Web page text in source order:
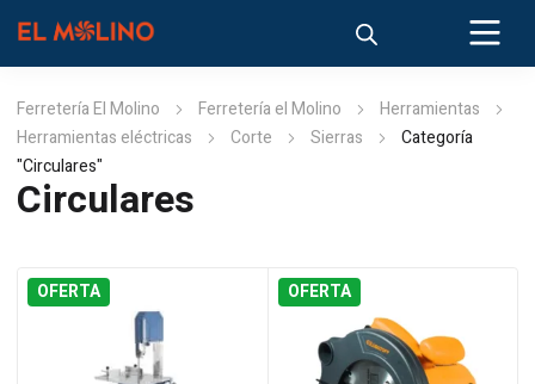
Ferretería El Molino Ferretería el Molino
Herramientas
Herramientas eléctricas
Corte Sierras
Categoría
"Circulares"
Circulares
OFERTA OFERTA